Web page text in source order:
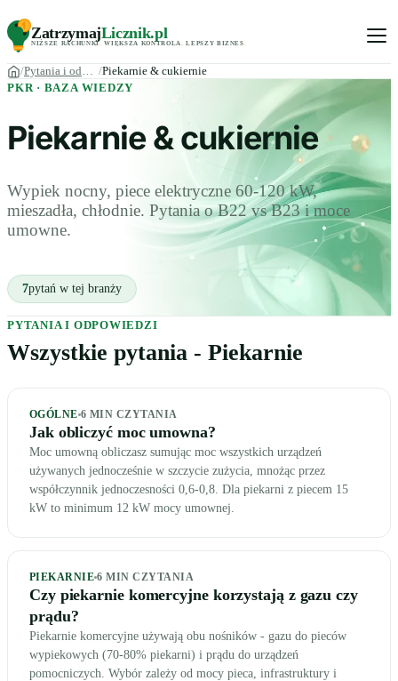
ZatrzymajLicznik.pl
NIŻSZE RACHUNKI. WIĘKSZA KONTROLA LEPSZY BIZNES
Pytania i odpowiedzi
Piekarnie & cukiernie
PKR · BAZA WIEDZY
Piekarnie & cukiernie
Wypiek nocny, piece elektryczne 60-120 kW,
mieszadła, chłodnie. Pytania o B22 vs B23 i moce
umowne.
7pytań w tej branży
PYTANIA I ODPOWIEDZI
Wszystkie pytania - Piekarnie
OGÓLNE 6 MIN CZYTANIA
Jak obliczyć moc umowna?
Moc umowną obliczasz sumując moc wszystkich urządzeń
używanych jednocześnie w szczycie zużycia, mnożąc przez
współczynnik jednoczesności 0,6-0,8. Dla piekarni z piecem 15
kW to minimum 12 kW mocy umownej.
PIEKARNIE 6 MIN CZYTANIA
Czy piekarnie komercyjne korzystają z gazu czy
prądu?
Piekarnie komercyjne używają obu nośników - gazu do pieców
wypiekowych (70-80% piekarni) i prądu do urządzeń
pomocniczych. Wybór zależy od mocy pieca, infrastruktury i